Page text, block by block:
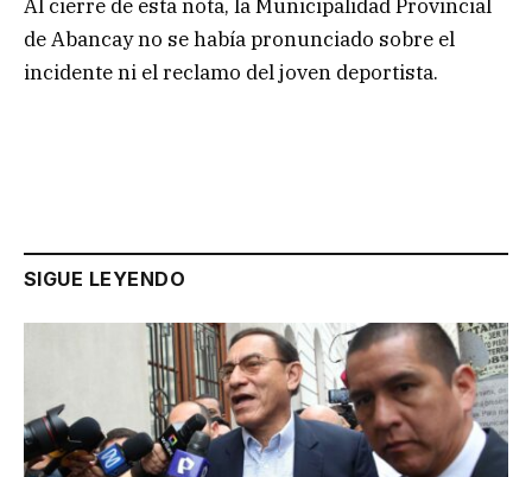
Al cierre de esta nota, la Municipalidad Provincial
de Abancay no se había pronunciado sobre el
incidente ni el reclamo del joven deportista.
SIGUE LEYENDO